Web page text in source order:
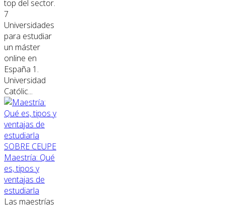
top del sector.
7
Universidades
para estudiar
un máster
online en
España 1.
Universidad
Católic...
SOBRE CEUPE
Maestría: Qué
es, tipos y
ventajas de
estudiarla
Las maestrías